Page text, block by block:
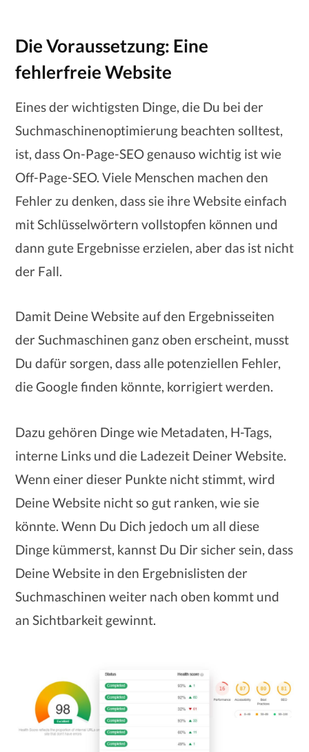
DieVoraussetzung: Eine
fehlerfreie Website
Eines der wichtigsten Dinge, die Du bei der
Suchmaschinenoptimierung beachten solltest,
ist, dass On-Page-SEO genauso wichtig ist wie
Off-Page-SEO. Viele Menschen machen den
Fehler zu denken, dass sie ihre Website einfach
mit Schlüsselwörtern vollstopfen können und
dann gute Ergebnisse erzielen, aber das ist nicht
der Fall.
Damit Deine Website auf den Ergebnisseiten
der Suchmaschinen ganz oben erscheint, musst
Du dafür sorgen, dass alle potenziellen Fehler,
die Google finden könnte, korrigiert werden.
Dazu gehören Dinge wie Metadaten, H-Tags,
interne Links und die Ladezeit Deiner Website.
Wenn einer dieser Punkte nicht stimmt, wird
Deine Website nicht so gut ranken, wie sie
könnte. Wenn Du Dich jedoch um all diese
Dinge kümmerst, kannst Du Dir sicher sein, dass
Deine Website in den Ergebnislisten der
Suchmaschinen weiter nach oben kommt und
an Sichtbarkeit gewinnt.